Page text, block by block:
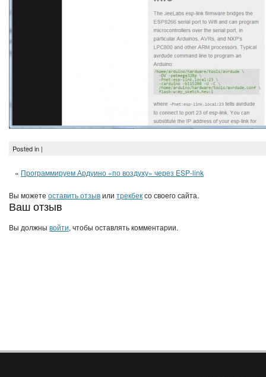
Posted in |
« Программируем Ардуино «по воздуху» через ESP-link
Вы можете оставить отзывили трекбексо своего сайта.
Ваш отзыв
Вы должны войти, чтобы оставлять комментарии.